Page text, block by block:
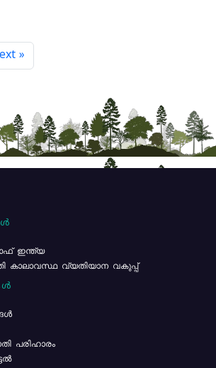
»
ഇന്ത്യ
കാലാവസ്ഥ വ്യതിയാന വകുപ്പ്
പരിഹാരം